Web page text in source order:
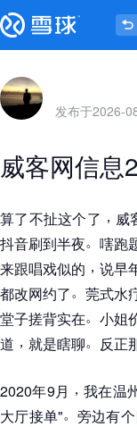
发布于2026-
威客网信息
算了不扯这个了 ， 威
抖音刷到半夜。 嗐跑
来跟唱戏似的 ， 说早
都改网约了。 莞式水
堂子搓背实在。 小姐
道 ， 就是瞎聊。 反正
2020年9月 ， 我在温
大厅接单"。 旁边有